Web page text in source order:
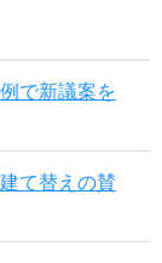
で新議案を
て替えの賛